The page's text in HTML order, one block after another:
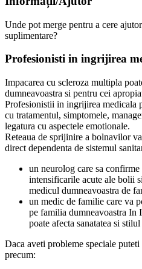
Unde pot merge pentru a cere
suplimentare?
Profesionisti in ingrijirea
Impacarea cu scleroza multipla
dumneavoastra si pentru cei
Profesionistii in ingrijirea medicala
cu tratamentul, simptomele,
legatura cu aspectele emotionale.
Reteaua de sprijinire a bolnavilor
direct dependenta de sistemul
un neurolog care sa
intensificarile acute ale bolii
medicul dumneavoastra de
un medic de familie care va
pe familia dumneavoastra In
poate afecta sanatatea si
Daca aveti probleme speciale
precum: